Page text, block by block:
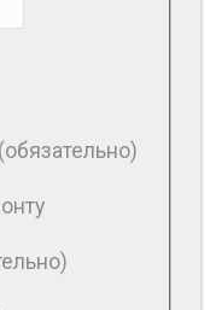
(обязательно)